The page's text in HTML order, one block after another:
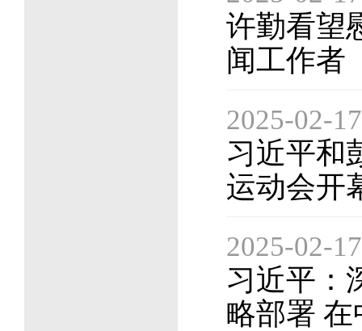
许勤看望
闻工作者
2025-02-17
习近平和
运动会开
2025-02-17
习近平：
略部署